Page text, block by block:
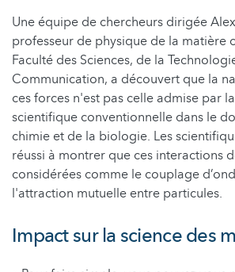
Une équipe de chercheurs dirigée
professeur de physique de la matière
Faculté des Sciences, de la
Communication, a découvert que la
ces forces n'est pas celle admise par
scientifique conventionnelle dans le
chimie et de la biologie. Les
réussi à montrer que ces interactions
considérées comme le couplage
l'attraction mutuelle entre particules.
Impact sur la science des